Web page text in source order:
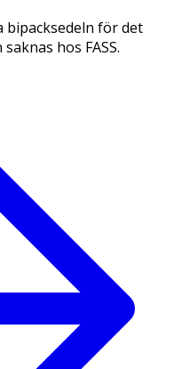
bipacksedeln för det
hos FASS.